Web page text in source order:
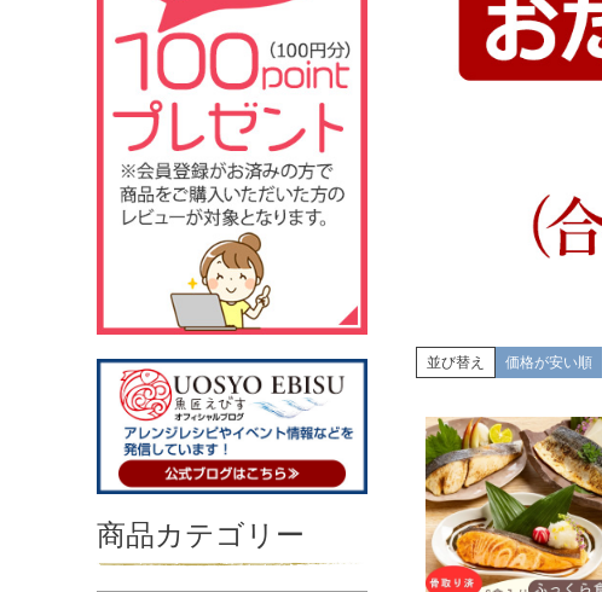
商品カテゴリー
並び替え 価格が安い順